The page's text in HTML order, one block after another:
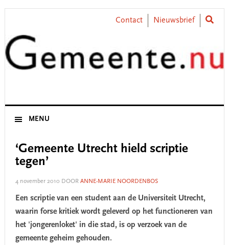
Skip
primary
navigation
Skip
content
Skip
primary
sidebar
Skip
footer
Contact Nieuwsbrief
MENU
‘Gemeente Utrecht hield scriptie
tegen’
4 november 2010 DOOR ANNE-MARIE NOORDENBOS
Een scriptie van een student aan de Universiteit Utrecht,
waarin forse kritiek wordt geleverd op het functioneren van
het 'jongerenloket' in die stad, is op verzoek van de
gemeente geheim gehouden.